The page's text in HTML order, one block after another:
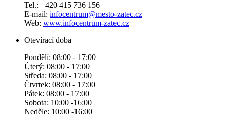
Tel.: +420 415 736 156
E-mail: infocentrum@mesto-zatec.cz
Web: www.infocentrum-zatec.cz
Otevírací doba
Pondělí: 08:00 - 17:00
Úterý: 08:00 - 17:00
Středa: 08:00 - 17:00
Čtvrtek: 08:00 - 17:00
Pátek: 08:00 - 17:00
Sobota: 10:00 -16:00
Neděle: 10:00 -16:00